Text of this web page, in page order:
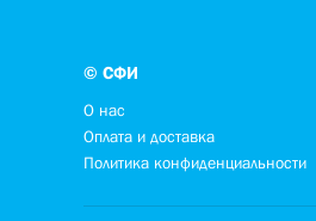
© СФИ
О нас
Оплата и доставка
Политика конфиденциальности